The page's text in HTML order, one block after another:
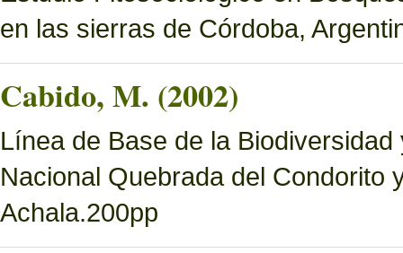
en las sierras de Córdoba,
Cabido, M. (2002)
Línea de Base de la
Nacional Quebrada del Condorito
Achala.200pp